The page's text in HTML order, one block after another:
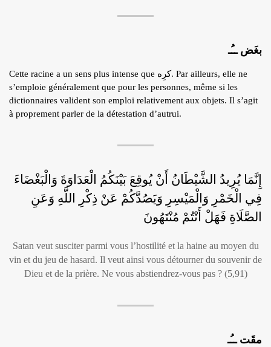
بغَض ــُـ
Cette racine a un sens plus intense que كرِه. Par ailleurs, elle ne
s’emploie généralement que pour les personnes, même si les
dictionnaires valident son emploi relativement aux objets. Il s’agit
à proprement parler de la détestation d’autrui.
إِنَّمَا يُرِيدُ الشَّيْطَانُ أَنْ يُوقِعَ بَيْنَكُمُ الْعَدَاوَةَ وَالْبَغْضَاءَ
فِي الْخَمْرِ وَالْمَيْسِرِ وَيَصُدَّكُمْ عَنْ ذِكْرِ اللَّهِ وَعَنِ
الصَّلَاةِ فَهَلْ أَنْتُمْ مُنْتَهُونَ
Satan veut susciter parmi vous l’hostilité et la haine au moyen du
vin et du jeu de hasard. Il veut ainsi vous détourner du souvenir de
Dieu et de la prière. Ne vous abstiendrez-vous pas ? (5,91)
مقَت ــُـ